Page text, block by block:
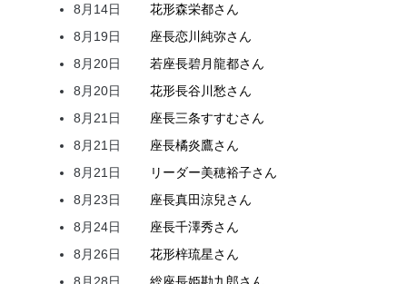
8月14日
花形森栄都さん
8月19日
座長恋川純弥さん
8月20日
若座長碧月龍都さん
8月20日
花形長谷川愁さん
8月21日
座長三条すすむさん
8月21日
座長橘炎鷹さん
8月21日
リーダー美穂裕子さん
8月23日
座長真田涼兒さん
8月24日
座長千澤秀さん
8月26日
花形梓琉星さん
8月28日
総座長姫勘九郎さん